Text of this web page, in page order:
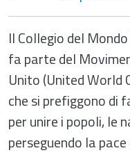
ll Collegio del
fa parte del
Unito (United World
che si prefiggono di
per unire i popoli, le
perseguendo la